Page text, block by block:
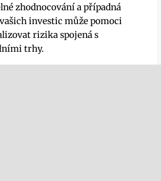
zhodnocování a případná
investic může pomoci
rizika spojená s
trhy.